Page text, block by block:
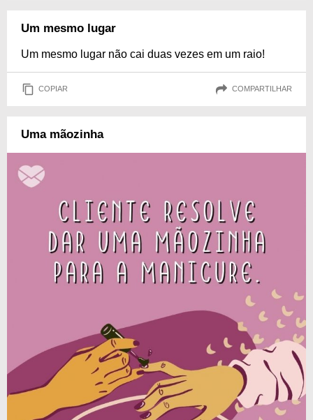
Um mesmo lugar
Um mesmo lugar não cai duas vezes em um raio!
COPIAR COMPARTILHAR
Uma mãozinha